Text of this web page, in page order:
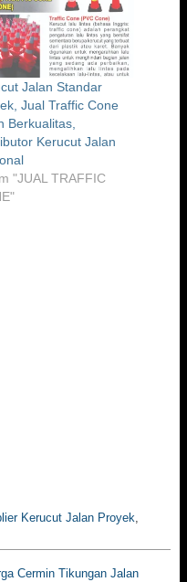
Jalan Standar
Jual Traffic Cone
Berkualitas,
Kerucut Jalan
"JUAL TRAFFIC
Kerucut Jalan Proyek,
Cermin Tikungan Jalan